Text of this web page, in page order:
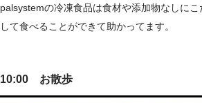
palsystemの冷凍食品は食材や添加物なしに
して食べることができて助かってます。
10:00 お散歩